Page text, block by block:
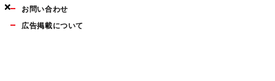
×
×
×
お問い合わせ
広告掲載について